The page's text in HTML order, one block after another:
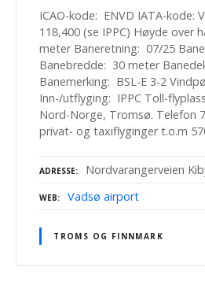
ICAO-kode: ENVD IATA-kode:
118,400 (se IPPC) Høyde over
meter Baneretning: 07/25
Banebredde: 30 meter
Banemerking: BSL-E 3-2
Inn-/utflyging: IPPC Toll-
Nord-Norge, Tromsø. Telefon
privat- og taxiflyginger t.o.m
ADRESSE Nordvarangerveien
WEB Vadsø airport
TROMS OG FINNMARK